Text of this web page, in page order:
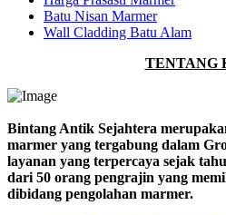
Batu Nisan Marmer
Wall Cladding Batu Alam
TENTANG
Bintang Antik Sejahtera
marmer yang tergabung dalam
layanan yang terpercaya sejak
dari 50 orang pengrajin yang
dibidang pengolahan marmer.